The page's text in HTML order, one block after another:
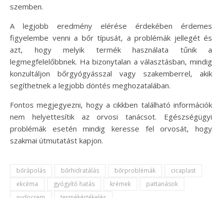
szemben.
A legjobb eredmény elérése érdekében érdemes
figyelembe venni a bőr típusát, a problémák jellegét és
azt, hogy melyik termék használata tűnik a
legmegfelelőbbnek. Ha bizonytalan a választásban, mindig
konzultáljon bőrgyógyásszal vagy szakemberrel, akik
segíthetnek a legjobb döntés meghozatalában.
Fontos megjegyezni, hogy a cikkben található információk
nem helyettesítik az orvosi tanácsot. Egészségügyi
problémák esetén mindig keresse fel orvosát, hogy
szakmai útmutatást kapjon.
bőrápolás bőrhidratálás bőrproblémák
cicaplast
ekcéma
gyógyító hatás krémek
pattanások